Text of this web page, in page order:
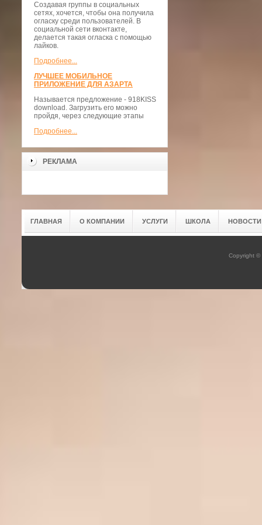
Создавая группы в социальных
сетях, хочется, чтобы она получила
огласку среди пользователей. В
социальной сети вконтакте,
делается такая огласка с помощью
лайков.
Подробнее...
ЛУЧШЕЕ МОБИЛЬНОЕ
ПРИЛОЖЕНИЕ ДЛЯ АЗАРТА
Называется предложение - 918KISS
download. Загрузить его можно
пройдя, через следующие этапы
Подробнее...
РЕКЛАМА
ГЛАВНАЯ О КОМПАНИИ УСЛУГИ ШКОЛА НОВОСТИ
Copyright